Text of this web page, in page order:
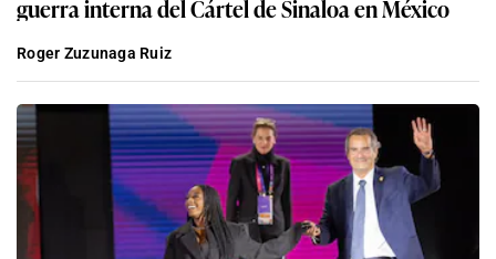
guerra interna del Cártel de Sinaloa en México
Roger Zuzunaga Ruiz